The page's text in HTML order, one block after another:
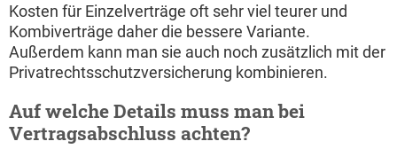
Kosten für Einzelverträge oft sehr viel teurer und
Kombiverträge daher die bessere Variante.
Außerdem kann man sie auch noch zusätzlich mit der
Privatrechtsschutzversicherung kombinieren.
Auf welche Details muss man bei
Vertragsabschluss achten?